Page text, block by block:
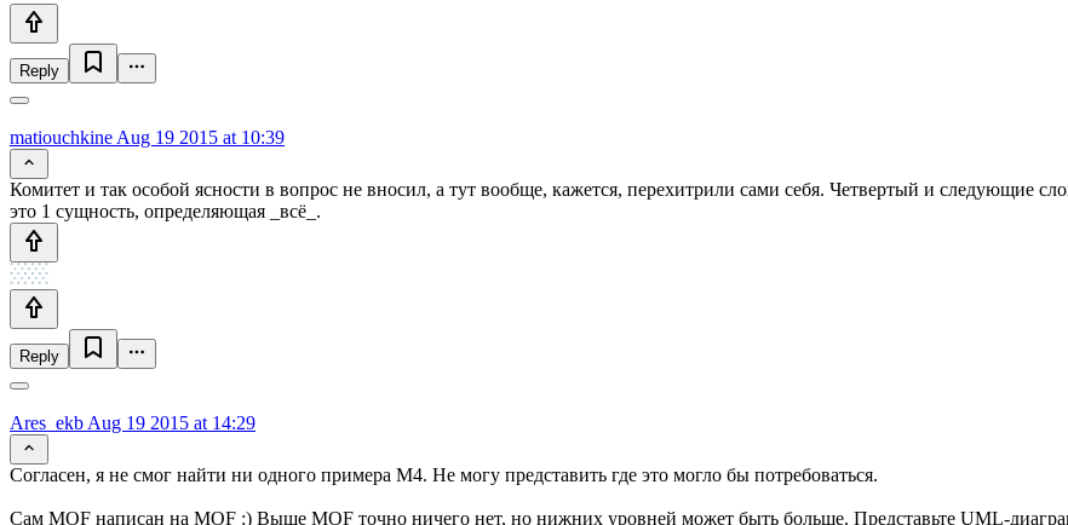
Reply
matiouchkine Aug 19 2015 at 10:39
Комитет и так особой ясности в вопрос не вносил, а тут вообще, кажется, перехитрили сами себя. Четвертый и следующие
это 1 сущность, определяющая _всё_.
Reply
Ares_ekb Aug 19 2015 at 14:29
Согласен, я не смог найти ни одного примера М4. Не могу представить где это могло бы потребоваться.
Сам MOF написан на MOF :) Выше MOF точно ничего нет, но нижних уровней может быть больше. Представьте UML-